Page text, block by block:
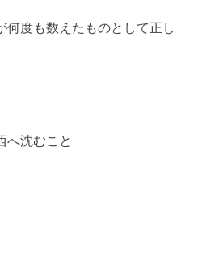
何度も数えたものとして正し
へ沈むこと